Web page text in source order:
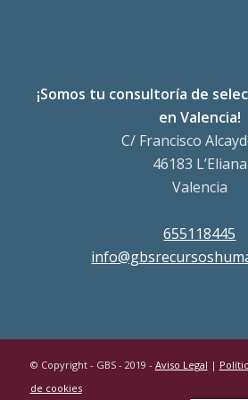
¡Somos tu consultoría de
en Valencia!
C/ Francisco
46183 L’Eliana
Valencia
655118445
© Copyright - GBS - 2019 - Aviso Legal |
de cookies